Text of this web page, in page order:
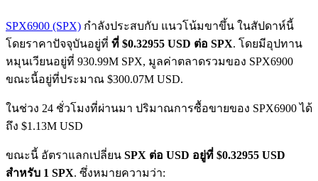
ฟิวเจอร์ส COIN-M
ฟิวเจอร์สสกุลเงินดิจิทัล
TradFi
อนุพันธ์ของหุ้น ฟอเร็กซ์ โลหะมีค่า และสินค้าโภคภัณฑ์
SPX6900 (SPX) กำลังประสบกับ แนวโน้มขาขึ้น ในสัปดาห์นี้
โดยราคาปัจจุบันอยู่ที่ ที่ $0.32955 USD ต่อ SPX. โดยมีอุปทาน
หมุนเวียนอยู่ที่ 930.99M SPX, มูลค่าตลาดรวมของ SPX6900
ขณะนี้อยู่ที่ประมาณ $300.07M USD.
ในช่วง 24 ชั่วโมงที่ผ่านมา ปริมาณการซื้อขายของ SPX6900 ได้
ถึง $1.13M USD
ขณะนี้ อัตราแลกเปลี่ยน SPX ต่อ USD อยู่ที่ $0.32955 USD
สำหรับ 1 SPX. ซึ่งหมายความว่า: